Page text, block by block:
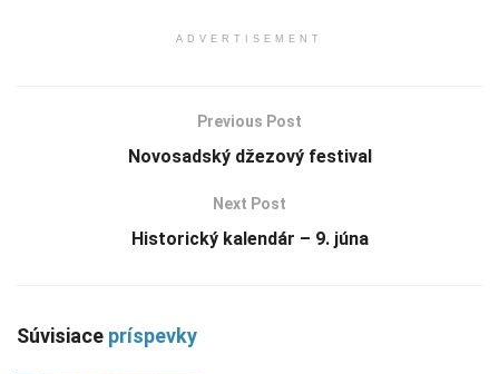
ADVERTISEMENT
Previous Post
Novosadský džezový festival
Next Post
Historický kalendár – 9. júna
Súvisiace príspevky